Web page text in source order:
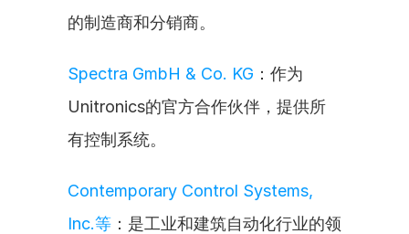
的制造商和分销商。
Spectra GmbH & Co. KG ：作为
Unitronics的官方合作伙伴，提供所
有控制系统。
Contemporary Control Systems,
Inc.等 ：是工业和建筑自动化行业的领